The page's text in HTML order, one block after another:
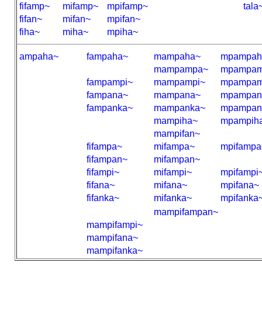
fifamp~
mifamp~ mpifamp~
fifan~
mifan~
mpifan~
fiha~
miha~ mpiha~
ampaha~ fampaha~ mampaha~
mampampa~
fampampi~
mampampi~
fampana~
mampana~
fampanka~
mampanka~
mampiha~
mampifan~
fifampa~
mifampa~
fifampan~
mifampan~
fifampi~
mifampi~
fifana~
mifana~
mpifana~
fifanka~
mifanka~
mampifampan~
mampifampi~
mampifana~
mampifanka~